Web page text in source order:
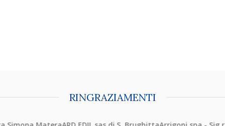
RINGRAZIAMENTI